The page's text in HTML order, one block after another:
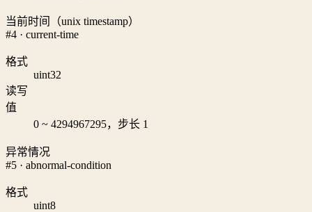
当前时间（unix timestamp）
#4 · current-time
格式
uint32
读写
值
0 ~ 4294967295，步长 1
异常情况
#5 · abnormal-condition
格式
uint8